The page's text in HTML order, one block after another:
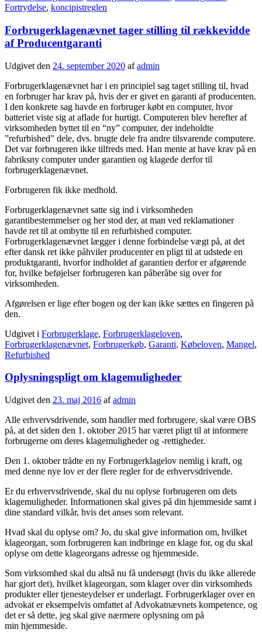
Fortrydelse, koncipistreglen
Forbrugerklagenævnet tager stilling til rækkevidde
af Producentgaranti
Udgivet den 24. september 2020 afadmin
Forbrugerklagenævnet har i en principiel sag taget stilling til, hvad
en forbruger har krav på, hvis der er givet en garanti af producenten.
I den konkrete sag havde en forbruger købt en computer, hvor
batteriet viste sig at aflade for hurtigt. Computeren blev herefter af
virksomheden byttet til en “ny” computer, der indeholdte
”refurbished” dele, dvs. brugte dele fra andre tilsvarende computere.
Det var forbrugeren ikke tilfreds med. Han mente at have krav på en
fabriksny computer under garantien og klagede derfor til
forbrugerklagenævnet.
Forbrugeren fik ikke medhold.
Forbrugerklagenævnet satte sig ind i virksomheden
garantibestemmelser og her stod der, at man ved reklamationer
havde ret til at ombytte til en refurbished computer.
Forbrugerklagenævnet lægger i denne forbindelse vægt på, at det
efter dansk ret ikke påhviler producenter en pligt til at udstede en
produktgaranti, hvorfor indholdet af garantien derfor er afgørende
for, hvilke beføjelser forbrugeren kan påberåbe sig over for
virksomheden.
Afgørelsen er lige efter bogen og der kan ikke sættes en fingeren på
den.
Udgivet i Forbrugerklage, Forbrugerklageloven,
Forbrugerklagenævnet, Forbrugerkøb, Garanti, Købeloven, Mangel,
Refurbished
Oplysningspligt om klagemuligheder
Udgivet den 23. maj 2016 afadmin
Alle erhvervsdrivende, som handler med forbrugere, skal være OBS
på, at det siden den 1. oktober 2015 har været pligt til at informere
forbrugerne om deres klagemuligheder og -rettigheder.
Den 1. oktober trådte en ny Forbrugerklagelov nemlig i kraft, og
med denne nye lov er der flere regler for de erhvervsdrivende.
Er du erhvervsdrivende, skal du nu oplyse forbrugeren om dets
klagemuligheder. Informationen skal gives på din hjemmeside samt i
dine standard vilkår, hvis det anses som relevant.
Hvad skal du oplyse om? Jo, du skal give information om, hvilket
klageorgan, som forbrugeren kan indbringe en klage for, og du skal
oplyse om dette klageorgans adresse og hjemmeside.
Som virksomhed skal du altså nu få undersøgt (hvis du ikke allerede
har gjort det), hvilket klageorgan, som klager over din virksomheds
produkter eller tjenesteydelser er underlagt. Forbrugerklager over en
advokat er eksempelvis omfattet af Advokatnævnets kompetence, og
det er så dette, jeg skal give nærmere oplysning om på
min hjemmeside.